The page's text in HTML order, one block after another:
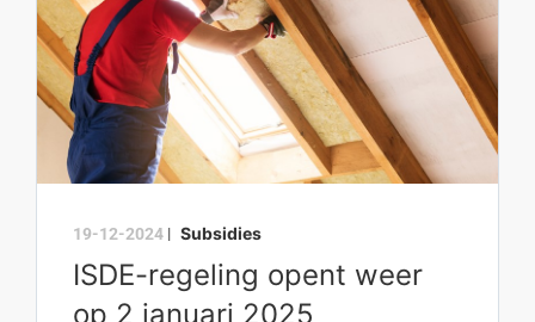
19-12-2024 | Subsidies
ISDE-regeling opent weer
op 2 januari 2025